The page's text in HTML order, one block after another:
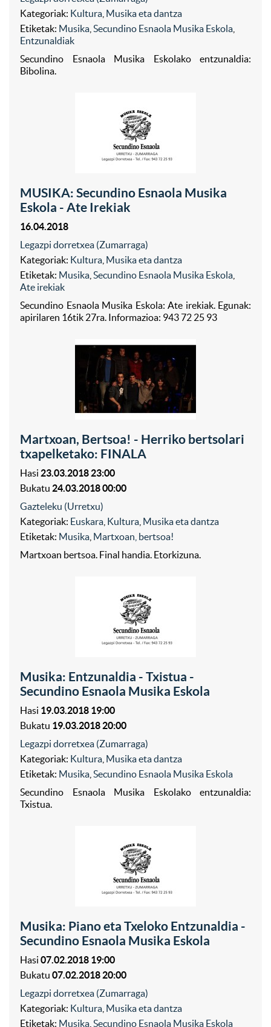
Kategoriak: Kultura Musika eta dantza
Etiketak: Musika Secundino Esnaola Musika Eskola
Entzunaldiak
Secundino Esnaola Musika Eskolako entzunaldia:
Bibolina.
MUSIKA: Secundino Esnaola Musika
Eskola - Ate Irekiak
16.04.2018
Legazpi dorretxea (Zumarraga)
Kategoriak: Kultura Musika eta dantza
Etiketak: Musika Secundino Esnaola Musika Eskola
Ate irekiak
Secundino Esnaola Musika Eskola: Ate irekiak. Egunak:
apirilaren 16tik 27ra. Informazioa: 943 72 25 93
Martxoan, Bertsoa! - Herriko bertsolari
txapelketako: FINALA
Hasi 23.03.2018 23:00
Bukatu 24.03.2018 00:00
Gazteleku (Urretxu)
Kategoriak: Euskara Kultura Musika eta dantza
Etiketak: Musika Martxoan, bertsoa!
Martxoan bertsoa. Final handia. Etorkizuna.
Musika: Entzunaldia - Txistua -
Secundino Esnaola Musika Eskola
Hasi 19.03.2018 19:00
Bukatu 19.03.2018 20:00
Legazpi dorretxea (Zumarraga)
Kategoriak: Kultura Musika eta dantza
Etiketak: Musika Secundino Esnaola Musika Eskola
Secundino Esnaola Musika Eskolako entzunaldia:
Txistua.
Musika: Piano eta Txeloko Entzunaldia -
Secundino Esnaola Musika Eskola
Hasi 07.02.2018 19:00
Bukatu 07.02.2018 20:00
Legazpi dorretxea (Zumarraga)
Kategoriak: Kultura Musika eta dantza
Etiketak: Musika Secundino Esnaola Musika Eskola